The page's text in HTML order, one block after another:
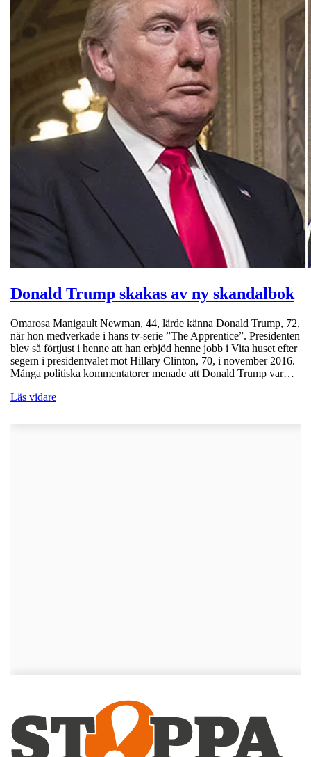
Donald Trump skakas av ny skandalbok
Omarosa Manigault Newman, 44, lärde känna Donald Trump, 72,
när hon medverkade i hans tv-serie ”The Apprentice”. Presidenten
blev så förtjust i henne att han erbjöd henne jobb i Vita huset efter
segern i presidentvalet mot Hillary Clinton, 70, i november 2016.
Många politiska kommentatorer menade att Donald Trump var…
Läs vidare